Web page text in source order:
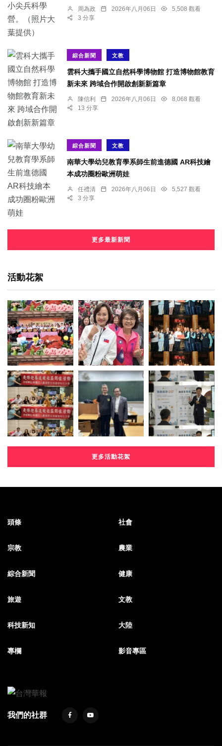
周為政 2026年八月06日
5,508 觀看
3 分享
綜合新聞 文教
雲科大攜手國立自然科學博物館 打造博物館教育
新未來 跨域合作開啟創新新篇章
陳信利 2026年八月06日
8,068 觀看
13 分享
綜合新聞 文教
南華大學幼兒教育學系師生前進德國 AR科技繪
本成功圈粉歐洲萌娃
任禮清 2026年八月06日
5,527 觀看
3 分享
更多最新新聞
活動花絮
更多活動花絮
頭條 社會
宗教 農業
綜合新聞 健康
旅遊 文教
科技新知 大陸
專欄 影音專區
我們的社群